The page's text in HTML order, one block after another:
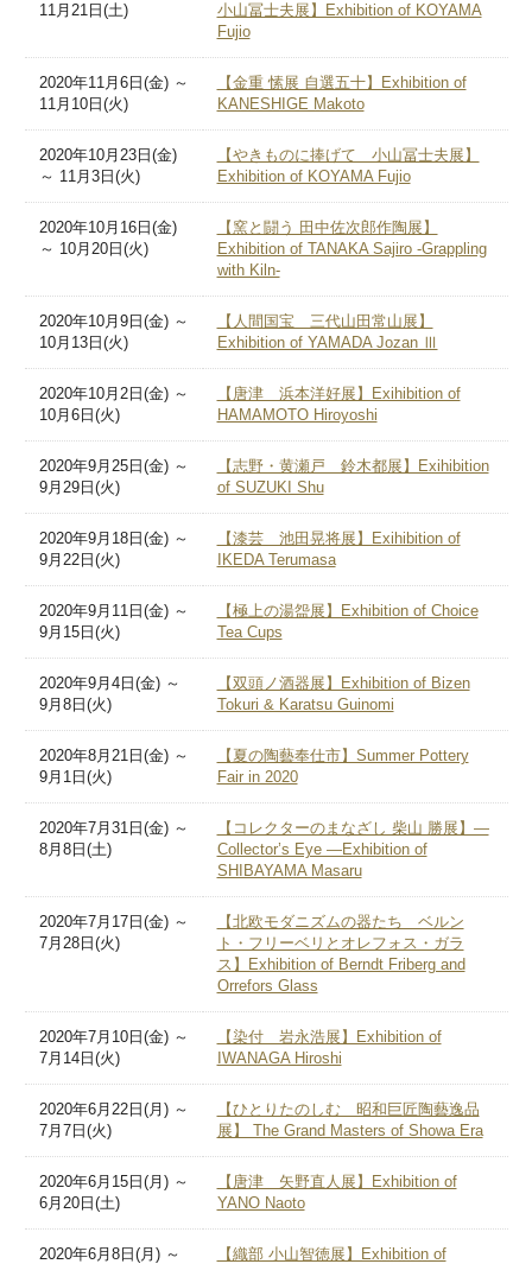
11月21日(土)
小山冨士夫展】Exhibition of KOYAMA
Fujio
2020年11月6日(金) ～
11月10日(火)
【金重 愫展 自選五十】Exhibition of
KANESHIGE Makoto
2020年10月23日(金)
～ 11月3日(火)
【やきものに捧げて 小山冨士夫展】
Exhibition of KOYAMA Fujio
2020年10月16日(金)
～ 10月20日(火)
【窯と闘う 田中佐次郎作陶展】
Exhibition of TANAKA Sajiro -Grappling
with Kiln-
2020年10月9日(金) ～
10月13日(火)
【人間国宝 三代山田常山展】
Exhibition of YAMADA Jozan Ⅲ
2020年10月2日(金) ～
10月6日(火)
【唐津 浜本洋好展】Exihibition of
HAMAMOTO Hiroyoshi
2020年9月25日(金) ～
9月29日(火)
【志野・黄瀬戸 鈴木都展】Exihibition
of SUZUKI Shu
2020年9月18日(金) ～
9月22日(火)
【漆芸 池田晃将展】Exihibition of
IKEDA Terumasa
2020年9月11日(金) ～
9月15日(火)
【極上の湯盌展】Exhibition of Choice
Tea Cups
2020年9月4日(金) ～
9月8日(火)
【双頭ノ酒器展】Exhibition of Bizen
Tokuri & Karatsu Guinomi
2020年8月21日(金) ～
9月1日(火)
【夏の陶藝奉仕市】Summer Pottery
Fair in 2020
2020年7月31日(金) ～
8月8日(土)
【コレクターのまなざし 柴山 勝展】—
Collector’s Eye —Exhibition of
SHIBAYAMA Masaru
2020年7月17日(金) ～
7月28日(火)
【北欧モダニズムの器たち ベルン
ト・フリーベリとオレフォス・ガラ
ス】Exhibition of Berndt Friberg and
Orrefors Glass
2020年7月10日(金) ～
7月14日(火)
【染付 岩永浩展】Exhibition of
IWANAGA Hiroshi
2020年6月22日(月) ～
7月7日(火)
【ひとりたのしむ 昭和巨匠陶藝逸品
展】 The Grand Masters of Showa Era
2020年6月15日(月) ～
6月20日(土)
【唐津 矢野直人展】Exhibition of
YANO Naoto
2020年6月8日(月) ～
【織部 小山智徳展】Exhibition of